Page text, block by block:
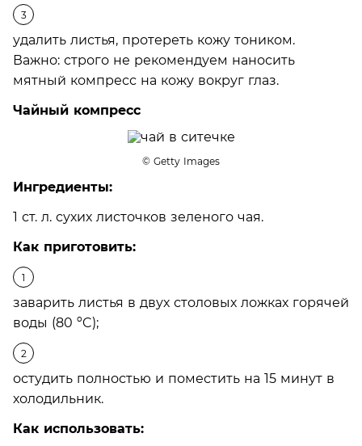
удалить листья, протереть кожу тоником.
Важно: строго не рекомендуем наносить
мятный компресс на кожу вокруг глаз.
Чайный компресс
© Getty Images
Ингредиенты:
1 ст. л. сухих листочков зеленого чая.
Как приготовить:
заварить листья в двух столовых ложках горячей
воды (80 ºC);
остудить полностью и поместить на 15 минут в
холодильник.
Как использовать: